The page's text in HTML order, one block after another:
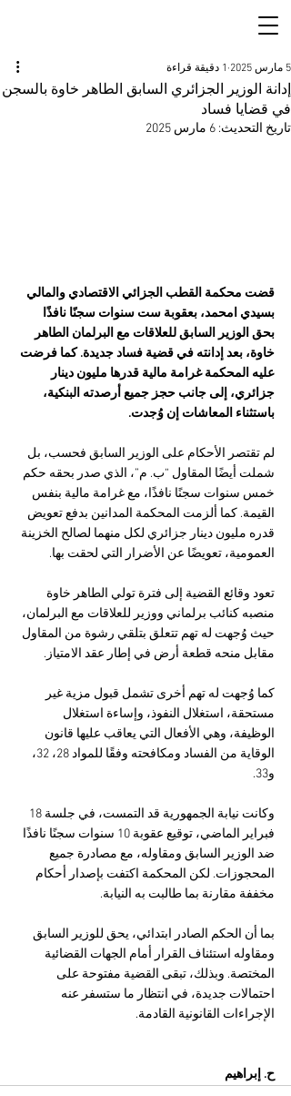
إدانة الوزير الجزائري السابق الطاهر خاوة بالسجن
في قضايا فساد
5 مارس 2025 1 دقيقة قراءة
تاريخ التحديث: 6 مارس 2025
قضت محكمة القطب الجزائي الاقتصادي والمالي
بسيدي امحمد، بعقوبة ست سنوات سجنًا نافذًا
بحق الوزير السابق للعلاقات مع البرلمان الطاهر
خاوة، بعد إدانته في قضية فساد جديدة. كما فرضت
عليه المحكمة غرامة مالية قدرها مليون دينار
جزائري، إلى جانب حجز جميع أرصدته البنكية،
باستثناء المعاشات إن وُجدت.
لم تقتصر الأحكام على الوزير السابق فحسب، بل
شملت أيضًا المقاول “ب. م”، الذي صدر بحقه حكم
خمس سنوات سجنًا نافذًا، مع غرامة مالية بنفس
القيمة. كما ألزمت المحكمة المدانين بدفع تعويض
قدره مليون دينار جزائري لكل منهما لصالح الخزينة
العمومية، تعويضًا عن الأضرار التي لحقت بها.
تعود وقائع القضية إلى فترة تولي الطاهر خاوة
منصبه كنائب برلماني ووزير للعلاقات مع البرلمان،
حيث وُجهت له تهم تتعلق بتلقي رشوة من المقاول
مقابل منحه قطعة أرض في إطار عقد الامتياز.
كما وُجهت له تهم أخرى تشمل قبول مزية غير
مستحقة، استغلال النفوذ، وإساءة استغلال
الوظيفة، وهي الأفعال التي يعاقب عليها قانون
الوقاية من الفساد ومكافحته وفقًا للمواد 28، 32،
و33.
فبراير الماضي، توقيع عقوبة 10 سنوات سجنًا نافذًا
ضد الوزير السابق ومقاوله، مع مصادرة جميع
المحجوزات. لكن المحكمة اكتفت بإصدار أحكام
مخففة مقارنة بما طالبت به النيابة.
بما أن الحكم الصادر ابتدائي، يحق للوزير السابق
ومقاوله استئناف القرار أمام الجهات القضائية
المختصة. وبذلك، تبقى القضية مفتوحة على
احتمالات جديدة، في انتظار ما ستسفر عنه
الإجراءات القانونية القادمة.
ح. إبراهيم